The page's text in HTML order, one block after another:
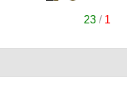
23 / 1